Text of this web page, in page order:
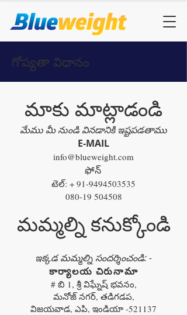
గోప్యతా విధానం
మాకు మాట్లాడండి
మేము మీ నుండి వినడానికి ఇష్టపడతాము
E-MAIL
info@blueweight.com
ఫోన్
టెల్: + 91-9494503535
080-19 504508
మమ్మల్ని కనుక్కోండి
ఇక్కడ మమ్మల్ని సందర్శించండి: -
కార్యాలయ చిరునామా
# బి 1, శ్రీ విఘ్నేష్ భవనం,
మనోజ్ నగర్, తడిగడప,
విజయవాడ, ఎపి, ఇండియా -521137